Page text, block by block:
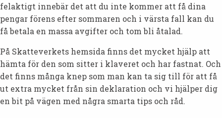
felaktigt innebär det att du inte kommer att få dina
pengar förens efter sommaren och i värsta fall kan du
få betala en massa avgifter och tom bli åtalad.
På Skatteverkets hemsida finns det mycket hjälp att
hämta för den som sitter i klaveret och har fastnat. Och
det finns många knep som man kan ta sig till för att få
ut extra mycket från sin deklaration och vi hjälper dig
en bit på vägen med några smarta tips och råd.